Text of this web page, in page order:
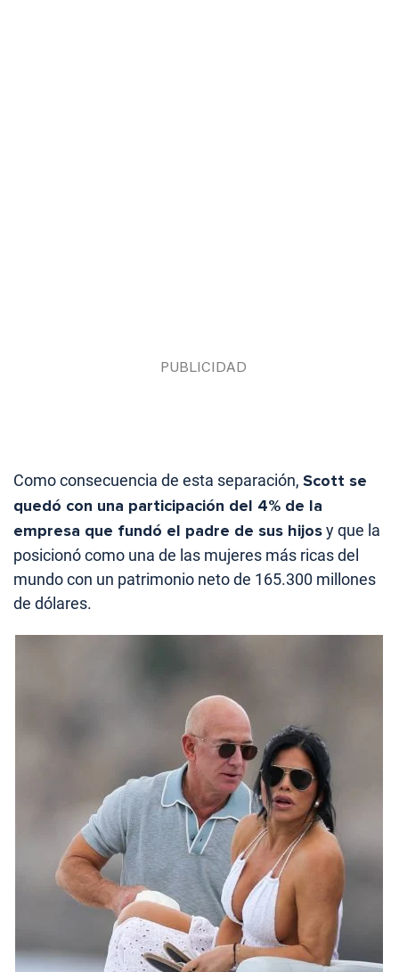
Como consecuencia de esta separación, Scott se
quedó con una participación del 4% de la
empresa que fundó el padre de sus hijosy que la
posicionó como una de las mujeres más ricas del
mundo con un patrimonio neto de 165.300 millones
de dólares.